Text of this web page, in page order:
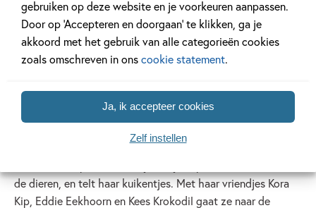
gebruiken op deze website en je voorkeuren aanpassen.
Door op ‘Accepteren en doorgaan’ te klikken, ga je
akkoord met het gebruik van alle categorieën cookies
zoals omschreven in onscookie statement.
Ja, ik accepteer cookies
Zelf instellen
Muis
de dieren, en telt haar kuikentjes. Met haar vriendjes Kora
Kip, Eddie Eekhoorn en Kees Krokodil gaat ze naar de